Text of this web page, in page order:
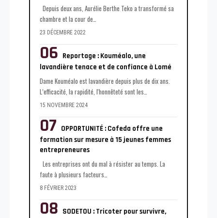
Depuis deux ans, Aurélie Berthe Teko a transformé sa
chambre et la cour de…
23 DÉCEMBRE 2022
Reportage : Kouméalo, une
lavandière tenace et de confiance à Lomé
Dame Kouméalo est lavandière depuis plus de dix ans.
L’efficacité, la rapidité, l'honnêteté sont les…
15 NOVEMBRE 2024
OPPORTUNITÉ : Cofeda offre une
formation sur mesure à 15 jeunes femmes
entrepreneures
Les entreprises ont du mal à résister au temps. La
faute à plusieurs facteurs…
8 FÉVRIER 2023
SODETOU : Tricoter pour survivre,